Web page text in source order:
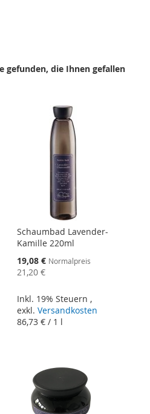
gefunden, die Ihnen gefallen
Schaumbad Lavender-
Kamille 220ml
Sonderangebot
19,08 € Normalpreis
21,20 €
Inkl. 19% Steuern ,
exkl.Versandkosten
86,73 € / 1 l